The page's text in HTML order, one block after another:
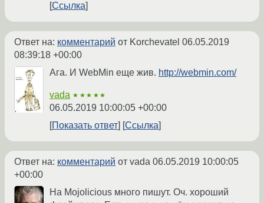
Ссылка
Ответ на: комментарий от Korchevatel 06.05.2019
08:39:18 +00:00
Ага. И WebMin еще жив. http://webmin.com/
vada ★★★★★
06.05.2019 10:00:05 +00:00
Показать ответ
Ссылка
Ответ на: комментарий от vada 06.05.2019 10:00:05
+00:00
На Mojolicious много пишут. Оч. хороший